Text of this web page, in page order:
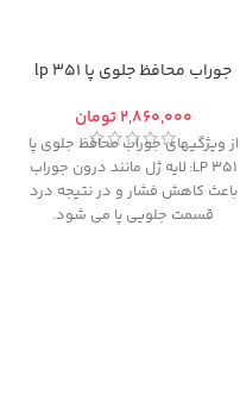
جوراب محافظ جلوی پا 351 lp
تومان
از ویژگیهای جوراب محافظ جلوی پا
351 LP: لایه ژل مانند درون جوراب
باعث کاهش فشار و در نتیجه درد
قسمت جلویی پا می شود.